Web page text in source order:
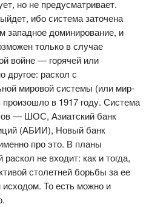
но не предусматривает.
ибо система заточена
западное доминирование, и
только в случае
войне — горячей или
другое: раскол с
мировой системы (или мир-
в 1917 году. Система
— ШОС, Азиатский банк
(АБИИ), Новый банк
про это. В планы
не входит: как и тогда,
столетней борьбы за ее
То есть можно и